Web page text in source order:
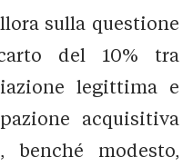
sulla questione
del 10% tra
legittima e
acquisitiva
modesto,